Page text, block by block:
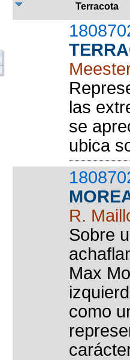
Terracota
las
se
ubica
R.
Sobre
Max
como